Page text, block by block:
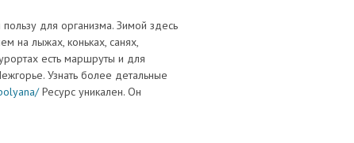
для организма. Зимой здесь
на лыжах, коньках, санях,
есть маршруты и для
Узнать более детальные
Ресурс уникален. Он